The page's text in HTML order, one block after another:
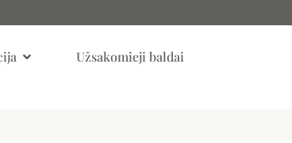
Open InformacijaUžsakomieji baldai